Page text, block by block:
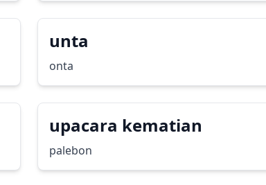
unta
onta
upacara kematian
palebon